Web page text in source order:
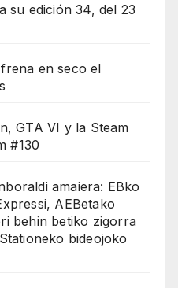
su edición 34, del 23
en seco el
GTA VI y la Steam
#130
amaiera: EBko
AEBetako
behin betiko zigorra
bideojoko